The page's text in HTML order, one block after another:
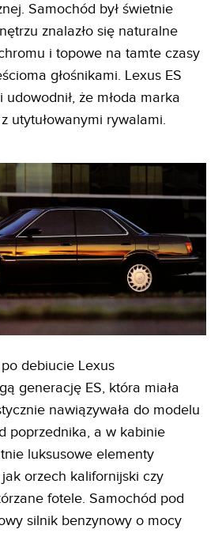
Samochód był świetnie
znalazło się naturalne
i topowe na tamte czasy
głośnikami. Lexus ES
że młoda marka
utytułowanymi rywalami.
debiucie Lexus
generację ES, która miała
nawiązywała do modelu
poprzednika, a w kabinie
luksusowe elementy
orzech kalifornijski czy
fotele. Samochód pod
silnik benzynowy o mocy